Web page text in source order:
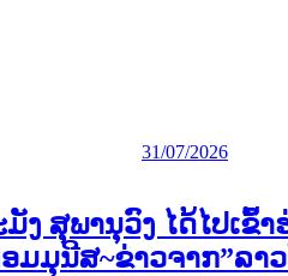
31/07/2026
ງ ສຸພານຸວົງ ໄດ້ໄປເ
ມມຸນີສ~ຂ່າວຈາກ”ລາ